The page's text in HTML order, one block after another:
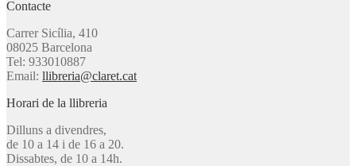
Contacte
Carrer Sicília, 410
08025 Barcelona
Tel: 933010887
Email: llibreria@claret.cat
Horari de la llibreria
Dilluns a divendres,
de 10 a 14 i de 16 a 20.
Dissabtes, de 10 a 14h.